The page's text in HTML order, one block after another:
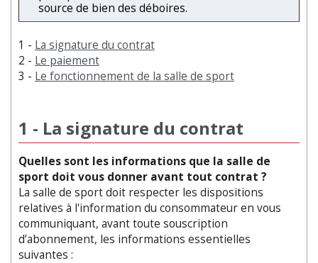
source de bien des déboires.
1 - La signature du contrat
2 - Le paiement
3 - Le fonctionnement de la salle de sport
1 - La signature du contrat
Quelles sont les informations que la salle de
sport doit vous donner avant tout contrat ?
La salle de sport doit respecter les dispositions
relatives à l'information du consommateur en vous
communiquant, avant toute souscription
d’abonnement, les informations essentielles
suivantes :